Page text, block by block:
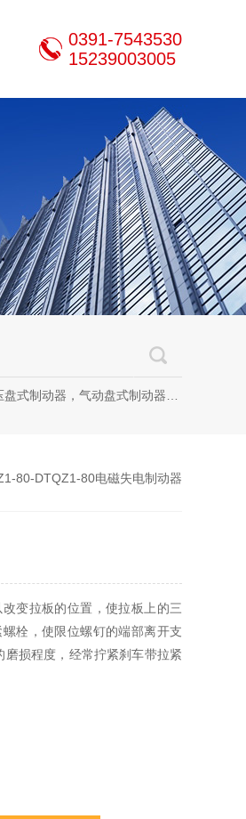
0391-7543530
15239003005
份有限公司，焦作金箍制动器，焦作金箍临瑞制动器股份有限公司
80-DTQZ1-80电磁失电制动器
变拉板的位置，使拉板上的三
栓，使限位螺钉的端部离开支
损程度，经常拧紧刹车带拉紧
移TQZ1-80电磁失电制动器。